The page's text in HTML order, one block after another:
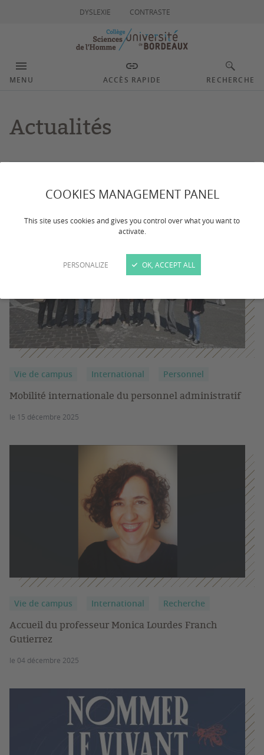
COOKIES MANAGEMENT PANEL
This site uses cookies and gives you control over what you want to
activate.
PERSONALIZE OK, ACCEPT ALL
DYSLEXIE CONTRASTE
MENU ACCÈS RAPIDE RECHERCHE
Actualités
Vie de campus International Personnel
Mobilité internationale du personnel administratif
le 15 décembre 2025
Vie de campus International Recherche
Accueil du professeur Monica Lourdes Franch
Gutierrez
le 04 décembre 2025